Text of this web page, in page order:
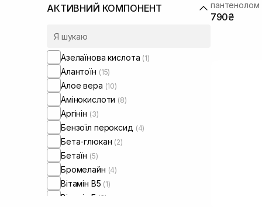
Шкіра обличчя з порушеним
мікробіомом
АКТИВНИЙ КОМПОНЕНТ
Азелаїнова кислота (1)
Алантоїн (15)
Алое вера (10)
Амінокислоти (8)
Аргінін (3)
Бензоїл пероксид (4)
Бета-глюкан (2)
Бетаїн (5)
Бромелайн (4)
Вітамін B5 (1)
Вітамін Е (3)
пантенолом
790₴